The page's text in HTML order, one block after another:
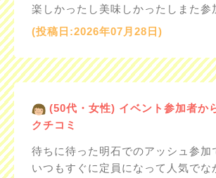
楽しかったし美味しかったしまた参
(投稿日:2026年07月28日)
(50代・女性) イベント参加者か
クチコミ
待ちに待った明石でのアッシュ参加
いつもすぐに定員になって人気でな